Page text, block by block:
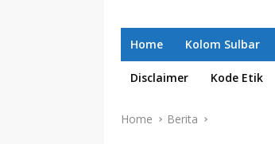
Home Kolom Sulbar
Disclaimer Kode Etik
Home Berita